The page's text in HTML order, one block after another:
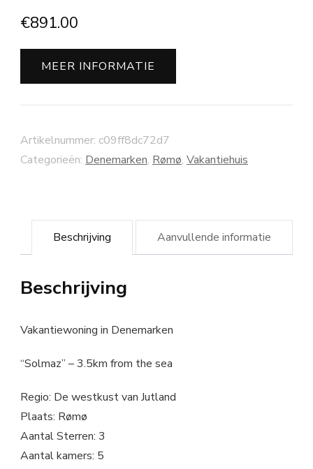
€891.00
MEER INFORMATIE
Artikelnummer: c09ff8dc72d7
Categorieën: Denemarken, Rømø, Vakantiehuis
Beschrijving Aanvullende informatie
Beschrijving
Vakantiewoning in Denemarken
“Solmaz” – 3.5km from the sea
Regio: De westkust van Jutland
Plaats: Rømø
Aantal Sterren: 3
Aantal kamers: 5